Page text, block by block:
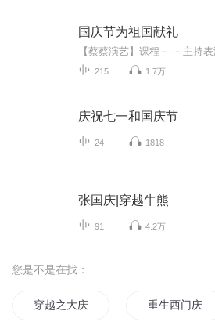
国庆节为祖国献礼
215 1.7万
庆祝七一和国庆节
24 1818
张国庆|穿越牛熊
91 4.2万
您是不是在找：
穿越之大庆帝国 重生西门庆